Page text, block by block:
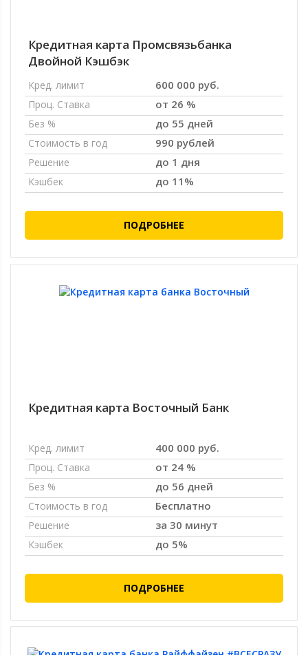
Кредитная карта Промсвязьбанка
Двойной Кэшбэк
Кред. лимит 600 000 руб.
Проц. Ставка от 26 %
Без % до 55 дней
Стоимость в год 990 рублей
Решение до 1 дня
Кэшбек до 11%
ПОДРОБНЕЕ
Кредитная карта Восточный Банк
Кред. лимит 400 000 руб.
Проц. Ставка от 24 %
Без % до 56 дней
Стоимость в год Бесплатно
Решение за 30 минут
Кэшбек до 5%
ПОДРОБНЕЕ